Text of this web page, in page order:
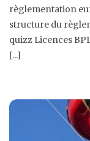
règlementation
structure du
quizz Licences
[...]